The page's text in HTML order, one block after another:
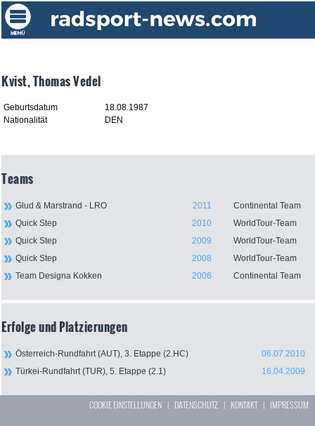
Kvist, Thomas Vedel
Geburtsdatum
18.08.1987
Nationalität
DEN
Teams
Glud & Marstrand - LRO 2011
Continental Team
Quick Step
2010
WorldTour-Team
Quick Step
2009
WorldTour-Team
Quick Step
2008
WorldTour-Team
Team Designa Kokken
2006 Continental Team
Erfolge und Platzierungen
Österreich-Rundfahrt (AUT), 3. Etappe (2.HC)
06.07.2010
Türkei-Rundfahrt (TUR), 5. Etappe (2.1)
16.04.2009
COOKIE EINSTELLUNGEN | DATENSCHUTZ | KONTAKT| IMPRESSUM